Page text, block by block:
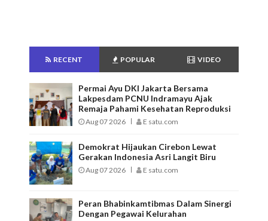
RECENT POPULAR VIDEO
Permai Ayu DKI Jakarta Bersama
Lakpesdam PCNU Indramayu Ajak
Remaja Pahami Kesehatan Reproduksi
Aug 07 2026 E satu.com
Demokrat Hijaukan Cirebon Lewat
Gerakan Indonesia Asri Langit Biru
Aug 07 2026 E satu.com
Peran Bhabinkamtibmas Dalam Sinergi
Dengan Pegawai Kelurahan